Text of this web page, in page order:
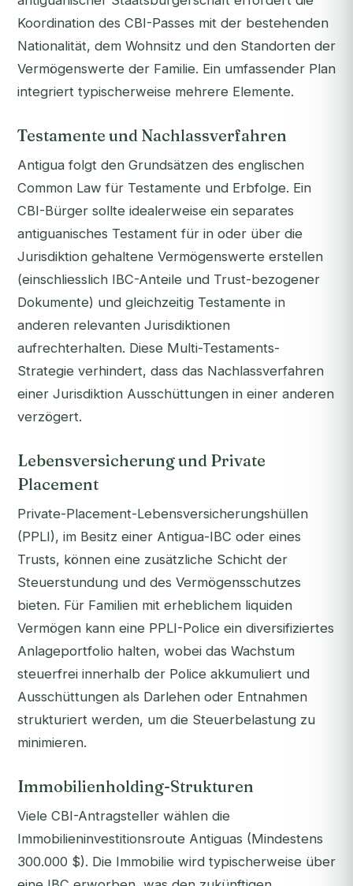
Koordination des CBI-Passes mit der bestehenden
Nationalität, dem Wohnsitz und den Standorten der
Vermögenswerte der Familie. Ein umfassender Plan
integriert typischerweise mehrere Elemente.
Testamente und Nachlassverfahren
Antigua folgt den Grundsätzen des englischen
Common Law für Testamente und Erbfolge. Ein
CBI-Bürger sollte idealerweise ein separates
antiguanisches Testament für in oder über die
Jurisdiktion gehaltene Vermögenswerte erstellen
(einschliesslich IBC-Anteile und Trust-bezogener
Dokumente) und gleichzeitig Testamente in
anderen relevanten Jurisdiktionen
aufrechterhalten. Diese Multi-Testaments-
Strategie verhindert, dass das Nachlassverfahren
einer Jurisdiktion Ausschüttungen in einer anderen
verzögert.
Lebensversicherung und Private
Placement
Private-Placement-Lebensversicherungshüllen
(PPLI), im Besitz einer Antigua-IBC oder eines
Trusts, können eine zusätzliche Schicht der
Steuerstundung und des Vermögensschutzes
bieten. Für Familien mit erheblichem liquiden
Vermögen kann eine PPLI-Police ein diversifiziertes
Anlageportfolio halten, wobei das Wachstum
steuerfrei innerhalb der Police akkumuliert und
Ausschüttungen als Darlehen oder Entnahmen
strukturiert werden, um die Steuerbelastung zu
minimieren.
Immobilienholding-Strukturen
Viele CBI-Antragsteller wählen die
Immobilieninvestitionsroute Antiguas (Mindestens
300.000 $). Die Immobilie wird typischerweise über